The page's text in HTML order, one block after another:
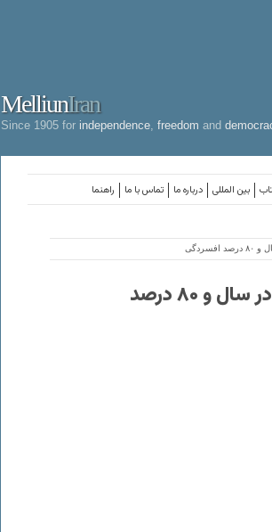
MelliunIran
Since 1905 for independence freedom and
راهنما تماس با ما درباره ما بین المللی
وضعیت روانی جامعه: ۴۵ هزار خودکشی در سال و ۸۰ درصد